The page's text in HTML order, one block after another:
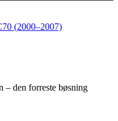
(2000–2007)
– den forreste bøsning